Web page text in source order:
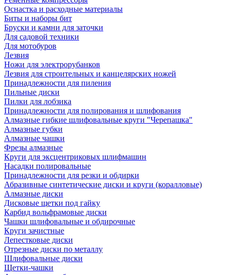
Оснастка и расходные материалы
Биты и наборы бит
Бруски и камни для заточки
Для садовой техники
Для мотобуров
Лезвия
Ножи для электрорубанков
Лезвия для строительных и канцелярских ножей
Принадлежности для пиления
Пильные диски
Пилки для лобзика
Принадлежности для полирования и шлифования
Алмазные гибкие шлифовальные круги "Черепашка"
Алмазные губки
Алмазные чашки
Фрезы алмазные
Круги для эксцентриковых шлифмашин
Насадки полировальные
Принадлежности для резки и обдирки
Абразивные синтетические диски и круги (коралловые)
Алмазные диски
Дисковые щетки под гайку
Карбид вольфрамовые диски
Чашки шлифовальные и обдирочные
Круги зачистные
Лепестковые диски
Отрезные диски по металлу
Шлифовальные диски
Щетки-чашки